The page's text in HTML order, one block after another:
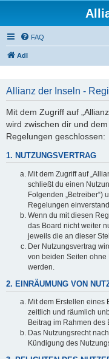
FAQ
AdI
Allianz der Inseln -
Mit dem Zugriff auf
wird zwischen dir und
Regelungen geschlossen:
1. NUTZUNGSVERTRAG
Mit dem Zugriff auf
schließt du einen
Folgenden „Betreiber“)
Regelungen
Wenn du mit diesen
das Board nicht weiter
jeweils die an dieser
Der Nutzungsvertrag
von beiden Seiten
werden.
2. EINRÄUMUNG VON
Mit dem Erstellen eines
zeitlich und räumlich
Beitrag im Rahmen des
Das Nutzungsrecht
Kündigung des